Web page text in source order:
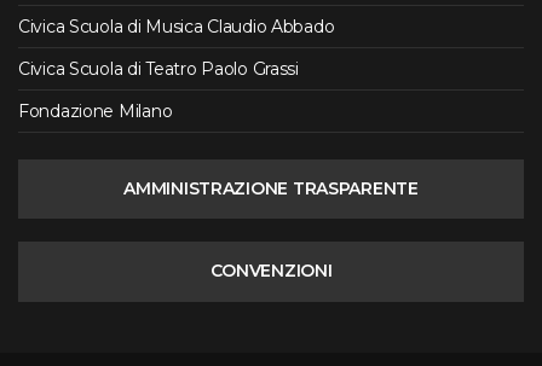
Civica Scuola di Musica Claudio Abbado
Civica Scuola di Teatro Paolo Grassi
Fondazione Milano
AMMINISTRAZIONE TRASPARENTE
CONVENZIONI